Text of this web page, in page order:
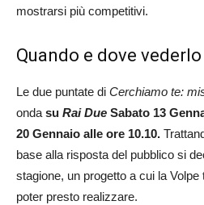
mostrarsi più competitivi.
Quando e dove
Le due puntate di Cerchiamo te:
onda su Rai Due Sabato 13
20 Gennaio alle ore 10.10.
base alla risposta del pubblico si
stagione, un progetto a cui la
poter presto realizzare.